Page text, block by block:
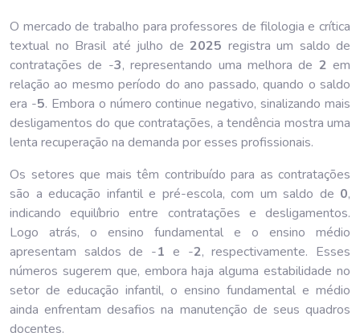
O mercado de trabalho para professores de filologia e crítica
textual no Brasil até julho de 2025 registra um saldo de
contratações de -3, representando uma melhora de 2 em
relação ao mesmo período do ano passado, quando o saldo
era -5. Embora o número continue negativo, sinalizando mais
desligamentos do que contratações, a tendência mostra uma
lenta recuperação na demanda por esses profissionais.
Os setores que mais têm contribuído para as contratações
são a educação infantil e pré-escola, com um saldo de 0,
indicando equilíbrio entre contratações e desligamentos.
Logo atrás, o ensino fundamental e o ensino médio
apresentam saldos de -1 e -2, respectivamente. Esses
números sugerem que, embora haja alguma estabilidade no
setor de educação infantil, o ensino fundamental e médio
ainda enfrentam desafios na manutenção de seus quadros
docentes.